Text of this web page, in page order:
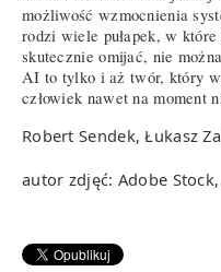
możliwość wzmocnienia
rodzi wiele pułapek, w
skutecznie omijać, nie
AI to tylko i aż twór, który
człowiek nawet na moment
Robert Sendek, Łukasz
autor zdjęć: Adobe